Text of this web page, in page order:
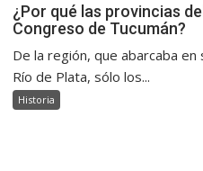
¿Por qué las provincias
Congreso de Tucumán?
De la región, que abarcaba
Río de Plata, sólo los...
Historia